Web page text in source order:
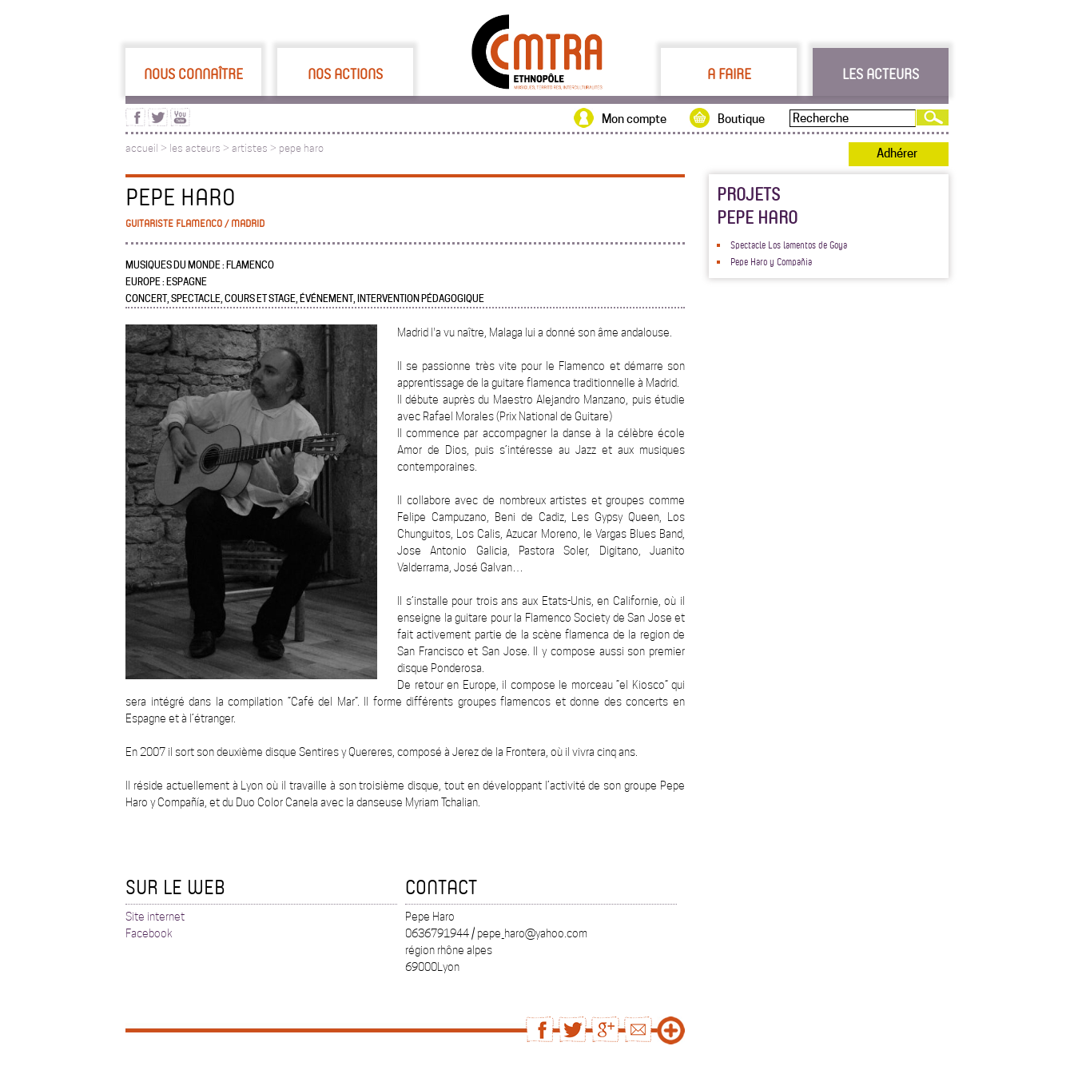
NOUS CONNAÎTRE NOS ACTIONS A FAIRE LES ACTEURS
Boutique
Mon compte
accueil > les acteurs > artistes > pepe haro Adhérer
PEPE HARO
GUITARISTE FLAMENCO / MADRID
MUSIQUES DU MONDE : FLAMENCO
EUROPE : ESPAGNE
CONCERT, SPECTACLE, COURS ET STAGE, ÉVÉNEMENT, INTERVENTION PÉDAGOGIQUE
Madrid l'a vu naître, Malaga lui a donné son âme andalouse.
Il se passionne très vite pour le Flamenco et démarre son
apprentissage de la guitare flamenca traditionnelle à Madrid.
Il débute auprès du Maestro Alejandro Manzano, puis étudie
avec Rafael Morales (Prix National de Guitare)
Il commence par accompagner la danse à la célèbre école
Amor de Dios, puis s’intéresse au Jazz et aux musiques
contemporaines.
Il collabore avec de nombreux artistes et groupes comme
Felipe Campuzano, Beni de Cadiz, Les Gypsy Queen, Los
Chunguitos, Los Calis, Azucar Moreno, le Vargas Blues Band,
Jose Antonio Galicia, Pastora Soler, Digitano, Juanito
Valderrama, José Galvan…
Il s’installe pour trois ans aux Etats-Unis, en Californie, où il
enseigne la guitare pour la Flamenco Society de San Jose et
fait activement partie de la scène flamenca de la region de
San Francisco et San Jose. Il y compose aussi son premier
disque Ponderosa.
De retour en Europe, il compose le morceau “el Kiosco” qui
sera intégré dans la compilation “Café del Mar”. Il forme différents groupes flamencos et donne des concerts en
Espagne et à l’étranger.
En 2007 il sort son deuxième disque Sentires y Quereres, composé à Jerez de la Frontera, où il vivra cinq ans.
Il réside actuellement à Lyon où il travaille à son troisième disque, tout en développant l’activité de son groupe Pepe
Haro y Compañía, et du Duo Color Canela avec la danseuse Myriam Tchalian.
SUR LE WEB
Site internet
Facebook
CONTACT
Pepe Haro
0636791944 / pepe_haro@yahoo.com
région rhône alpes
69000Lyon
PROJETS
PEPE HARO
Spectacle Los lamentos de Goya
Pepe Haro y Compañia